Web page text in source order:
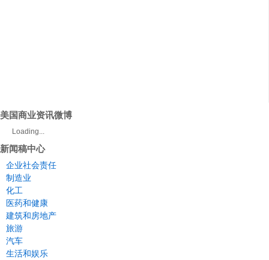
美国商业资讯微博
Loading...
新闻稿中心
企业社会责任
制造业
化工
医药和健康
建筑和房地产
旅游
汽车
生活和娱乐